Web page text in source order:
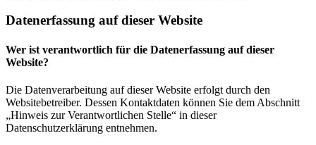
Datenerfassung auf dieser Website
Wer ist verantwortlich für die Datenerfassung auf dieser
Website?
Die Datenverarbeitung auf dieser Website erfolgt durch den
Websitebetreiber. Dessen Kontaktdaten können Sie dem Abschnitt
„Hinweis zur Verantwortlichen Stelle“ in dieser
Datenschutzerklärung entnehmen.